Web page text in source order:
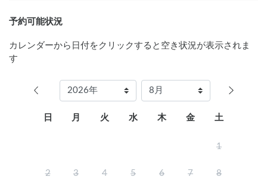
予約可能状況
カレンダーから日付をクリックすると空き状況が表示されま
す
日 月 火 水 木 金 土
1
2 3 4 5 6 7 8